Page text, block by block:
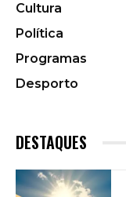
Cultura
Política
Programas
Desporto
DESTAQUES